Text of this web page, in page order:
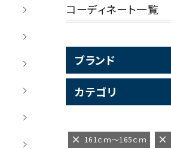
コーディネート一覧
ブランド
カテゴリ
161ｃｍ～165ｃｍ